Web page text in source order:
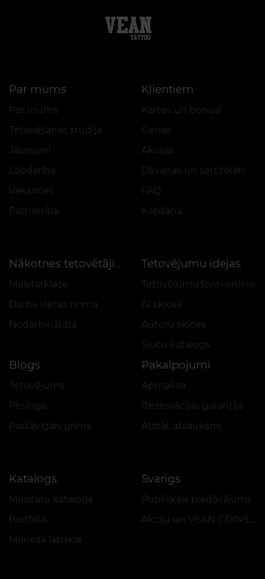
Par mums
Par mums
Tetovēšanas studija
Jaunumi
Labdarība
Vakances
Partnerība
Klientiem
Kartes un bonusi
Cenas
Akcijas
Dāvanas un sertifikāti
FAQ
Kopšana
Nākotnes tetovētājiem
Meistarklase
Darba vietas noma
Nodarbinātība
Tetovējumu idejas
Tetovējumu fonti online
AI skices
Autoru skices
Skiču katalogs
Blogs
Tetovējums
Pīrsings
Pastāvīgais grims
Pakalpojumi
Apmaksa
Rezervācijas garantija
Atstāt atsauksmi
Katalogs
Meistaru katalogs
Portfelis
Mēneša labākie
Svarīgs
Publiskais piedāvājums
Akciju un VEAN COINS reglaments